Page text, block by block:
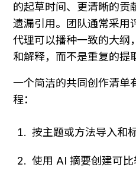
的起草时间、更清晰的贡
遗漏引用。团队通常采用
代理可以播种一致的大纲
和解释，而不是重复的提
一个简洁的共同创作清单
程：
按主题或方法导入和
使用 AI 摘要创建可比